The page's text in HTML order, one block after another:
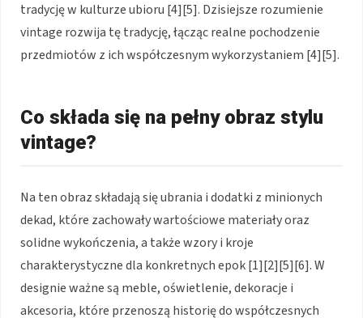
tradycję w kulturze ubioru [4][5]. Dzisiejsze rozumienie
vintage rozwija tę tradycję, łącząc realne pochodzenie
przedmiotów z ich współczesnym wykorzystaniem [4][5].
Co składa się na pełny obraz stylu
vintage?
Na ten obraz składają się ubrania i dodatki z minionych
dekad, które zachowały wartościowe materiały oraz
solidne wykończenia, a także wzory i kroje
charakterystyczne dla konkretnych epok [1][2][5][6]. W
designie ważne są meble, oświetlenie, dekoracje i
akcesoria, które przenoszą historię do współczesnych